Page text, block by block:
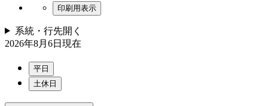
印刷用表示
系統・行先開く
2026年8月6日 現在
平日
土休日